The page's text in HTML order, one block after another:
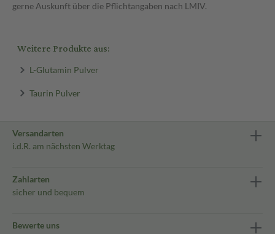
gerne Auskunft über die Pflichtangaben nach LMIV.
Weitere Produkte aus:
L-Glutamin Pulver
Taurin Pulver
Versandarten
i.d.R. am nächsten Werktag
Zahlarten
sicher und bequem
Bewerte uns